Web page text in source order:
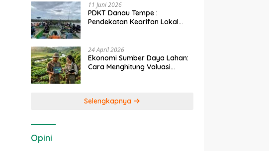
11 Juni 2026
PDKT Danau Tempe :
Pendekatan Kearifan Lokal
24 April 2026
Ekonomi Sumber Daya Lahan:
Cara Menghitung Valuasi
Selengkapnya
Opini